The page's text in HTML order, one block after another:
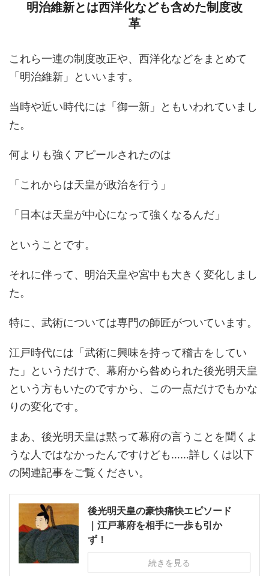
明治維新とは西洋化なども含めた制度改
革
これら一連の制度改正や、西洋化などをまとめて
「明治維新」といいます。
当時や近い時代には「御一新」ともいわれていまし
た。
何よりも強くアピールされたのは
「これからは天皇が政治を行う」
「日本は天皇が中心になって強くなるんだ」
ということです。
それに伴って、明治天皇や宮中も大きく変化しまし
た。
特に、武術については専門の師匠がついています。
江戸時代には「武術に興味を持って稽古をしてい
た」というだけで、幕府から咎められた後光明天皇
という方もいたのですから、この一点だけでもかな
りの変化です。
まあ、後光明天皇は黙って幕府の言うことを聞くよ
うな人ではなかったんですけども……詳しくは以下
の関連記事をご覧ください。
後光明天皇の豪快痛快エピソード
｜江戸幕府を相手に一歩も引か
ず！
続きを見る